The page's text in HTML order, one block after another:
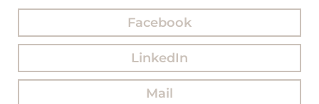
Facebook
LinkedIn
Mail